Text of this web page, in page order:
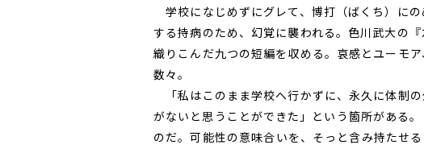
学校になじめずにグレて、博打（ばくち）に
する持病のため、幻覚に襲われる。色川武大の
織りこんだ九つの短編を収める。哀感とユーモ
数々。
「私はこのまま学校へ行かずに、永久に体制
がないと思うことができた」という箇所がある
のだ。可能性の意味合いを、そっと含み持たせ